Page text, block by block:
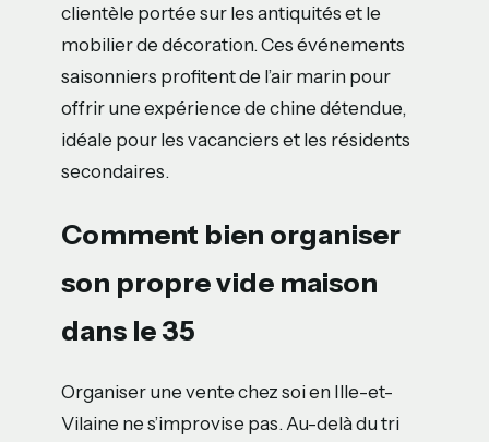
clientèle portée sur les antiquités et le
mobilier de décoration. Ces événements
saisonniers profitent de l’air marin pour
offrir une expérience de chine détendue,
idéale pour les vacanciers et les résidents
secondaires.
Comment bien organiser
son propre vide maison
dans le 35
Organiser une vente chez soi en Ille-et-
Vilaine ne s’improvise pas. Au-delà du tri